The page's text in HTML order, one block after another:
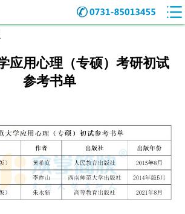
应用心理（专硕）考研初试
参考书单